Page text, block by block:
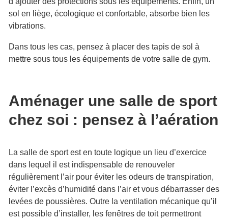
sol en liège, écologique et confortable, absorbe bien les
vibrations.
Dans tous les cas, pensez à placer des tapis de sol à
mettre sous tous les équipements de votre salle de gym.
Aménager une salle de sport
chez soi : pensez à l’aération
La salle de sport est en toute logique un lieu d’exercice
dans lequel il est indispensable de renouveler
régulièrement l’air pour éviter les odeurs de transpiration,
éviter l’excès d’humidité dans l’air et vous débarrasser des
levées de poussières. Outre la ventilation mécanique qu’il
est possible d’installer, les fenêtres de toit permettront